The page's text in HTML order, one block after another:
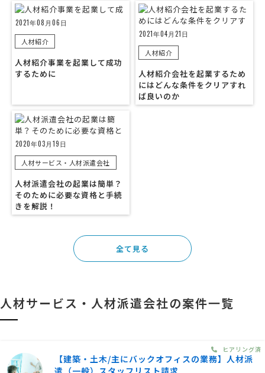
2021年08月06日
人材紹介
人材紹介事業を起業して成功
するために
2021年04月21日
人材紹介
人材紹介会社を起業するため
にはどんな条件をクリアすれ
ば良いのか
2020年03月19日
人材サービス・人材派遣会社
人材派遣会社の起業は簡単？
そのために必要な資格と手続
きを解説！
全て見る
人材サービス・人材派遣会社の案件一覧
【建築・土木/主にバックオフィスの業務】人材派
ヒアリング済